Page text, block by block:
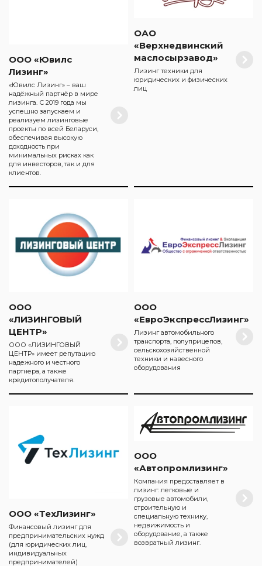
ООО «Ювилс
Лизинг»
«Ювилс Лизинг» – ваш
надёжный партнёр в мире
лизинга. С 2019 года мы
успешно запускаем и
реализуем лизинговые
проекты по всей Беларуси,
обеспечивая высокую
доходность при
минимальных рисках как
для инвесторов, так и для
клиентов.
ОАО
«Верхнедвинский
маслосырзавод»
Лизинг техники для
юридических и физических
лиц
ООО
«ЛИЗИНГОВЫЙ
ЦЕНТР»
ООО «ЛИЗИНГОВЫЙ
ЦЕНТР» имеет репутацию
надежного и честного
партнера, а также
кредитополучателя.
ООО
«ЕвроЭкспрессЛизинг»
Лизинг автомобильного
транспорта, полуприцепов,
сельскохозяйственной
техники и навесного
оборудования
ООО «ТехЛизинг»
Финансовый лизинг для
предпринимательских нужд
(для юридических лиц,
индивидуальных
предпринимателей)
ООО
«Автопромлизинг»
Компания предоставляет в
лизинг: легковые и
грузовые автомобили,
строительную и
специальную технику,
недвижимость и
оборудование, а также
возвратный лизинг.